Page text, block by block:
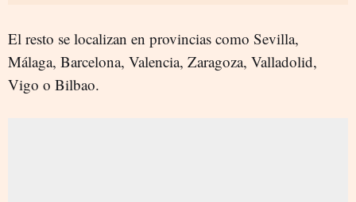
El resto se localizan en provincias como Sevilla,
Málaga, Barcelona, Valencia, Zaragoza, Valladolid,
Vigo o Bilbao.